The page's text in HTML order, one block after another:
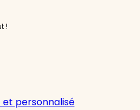
!
et personnalisé